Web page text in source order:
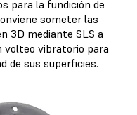
para la fundición de
someter las
3D mediante SLS a
volteo vibratorio para
de sus superficies.